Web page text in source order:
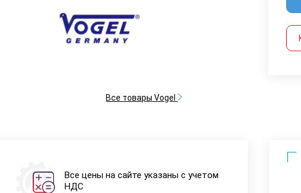
Все товары Vogel
Все цены на сайте указаны с учетом
НДС